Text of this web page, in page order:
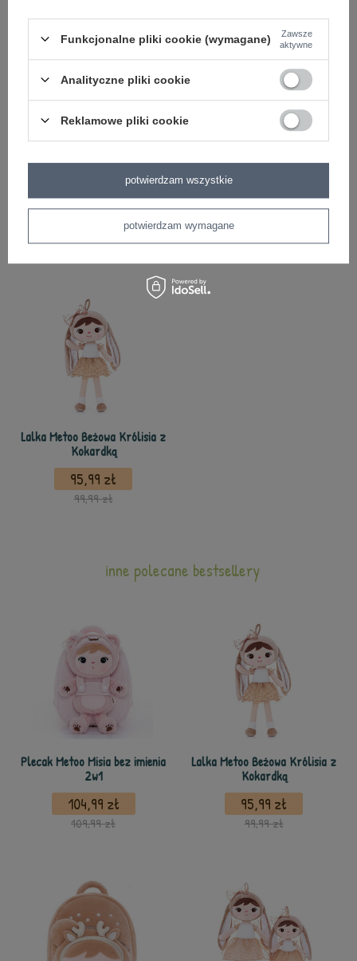
Lala Metoo Beżowa Królisia z
Przytulisia Beżowa Królisia z
99,99 zł
Lalka Metoo Beżowa Królisia z
Kokardką
95,99 zł
99,99 zł
inne polecane bestsellery
Plecak Metoo Misia bez imienia
2w1
104,99 zł
109,99 zł
Lalka Metoo Beżowa Królisia z
Kokardką
95,99 zł
99,99 zł
Funkcjonalne pliki cookie (wymagane)
Zawsze
aktywne
Analityczne pliki cookie
Reklamowe pliki cookie
potwierdzam wymagane
potwierdzam wszystkie